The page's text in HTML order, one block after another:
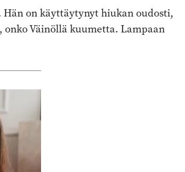
on käyttäytynyt hiukan oudosti,
Väinöllä kuumetta. Lampaan